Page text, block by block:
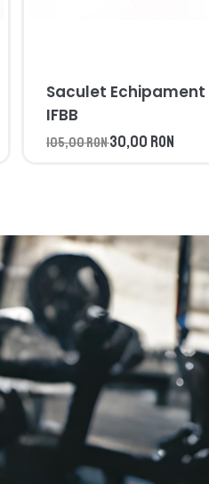
Saculet
IFBB
105,00 RON30,00 RON